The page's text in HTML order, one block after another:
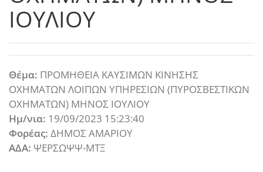
ΙΟΥΛΙΟΥ
Θέμα: ΠΡΟΜΗΘΕΙΑ ΚΑΥΣΙΜΩΝ ΚΙΝΗΣΗΣ
ΟΧΗΜΑΤΩΝ ΛΟΙΠΩΝ ΥΠΗΡΕΣΙΩΝ (ΠΥΡΟΣΒΕΣΤΙΚΩΝ
ΟΧΗΜΑΤΩΝ) ΜΗΝΟΣ ΙΟΥΛΙΟΥ
Ημ/νια: 19/09/2023 15:23:40
Φορέας: ΔΗΜΟΣ ΑΜΑΡΙΟΥ
ΑΔΑ: ΨΕΡΣΩΨΨ-ΜΤΞ